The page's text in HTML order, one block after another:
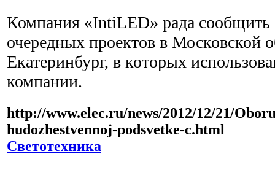
Компания «IntiLED» рада сообщить
очередных проектов в Московской
Екатеринбург, в которых
компании.
http://www.elec.ru/news/2012/12/21/
hudozhestvennoj-podsvetke-c.html
Светотехника